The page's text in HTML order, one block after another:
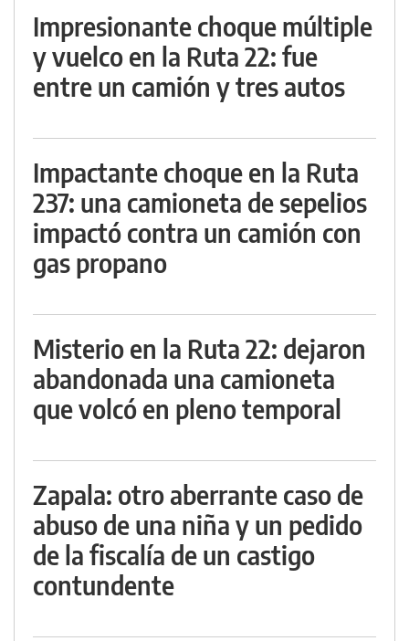
Impresionante choque múltiple
y vuelco en la Ruta 22: fue
entre un camión y tres autos
Impactante choque en la Ruta
237: una camioneta de sepelios
impactó contra un camión con
gas propano
Misterio en la Ruta 22: dejaron
abandonada una camioneta
que volcó en pleno temporal
Zapala: otro aberrante caso de
abuso de una niña y un pedido
de la fiscalía de un castigo
contundente